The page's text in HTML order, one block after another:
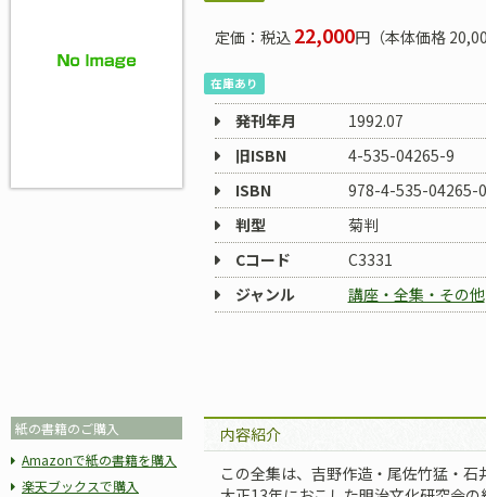
定価：税込 22,000円（本体価格
在庫あり
発刊年月
1992.07
旧ISBN
4-535-04265-9
ISBN
978-4-535-04265-0
判型
菊判
Cコード
C3331
ジャンル
講座・全集・その他
紙の書籍のご購入
Amazonで紙の書籍を購入
楽天ブックスで購入
内容紹介
この全集は、吉野作造・尾佐竹猛・